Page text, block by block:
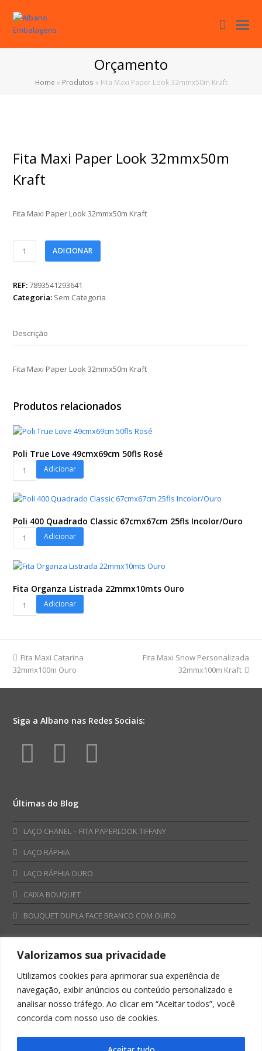
Valorizamos sua privacidade
Utilizamos cookies para aprimorar sua experiência de
navegação, exibir anúncios ou conteúdo personalizado e
analisar nosso tráfego. Ao clicar em “Aceitar todos”, você
concorda com nosso uso de cookies.
Cart
Orçamento
Home » Produtos » Fita Maxi Paper Look 32mmx50m Kraft
Fita Maxi Paper Look 32mmx50m
Kraft
Fita Maxi Paper Look 32mmx50m Kraft
Look
32mmx50m
ADICIONAR
REF:7893541293641
Categoria: Sem Categoria
Descrição
Fita Maxi Paper Look 32mmx50m Kraft
Produtos relacionados
Poli True Love 49cmx69cm 50fls Rosé
49cmx69cm
Rosé
quantidade
Adicionar
Poli 400 Quadrado Classic 67cmx67cm 25fls Incolor/Ouro
Classic
25fls
Incolor/Ouro
quantidade
Adicionar
Fita Organza Listrada 22mmx10mts Ouro
Organza
quantidade
Adicionar
previous
post:
Fita Maxi Catarina
32mmx100m Ouro
next
Fita Maxi Snow Personalizada
32mmx100m Kraft
Siga a Albano nas Redes Sociais:
Facebook
Instagram
Últimas do Blog
LAÇO CHANEL – FITA PAPERLOOK TIFFANY
LAÇO RÁPHIA
LAÇO RÁPHIA OURO
CAIXA BOUQUET
BOUQUET DUPLA FACE BRANCO COM OURO
Fale Conosco
0800 701 4866
televendas@albano.com.br
SAC: